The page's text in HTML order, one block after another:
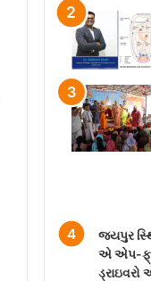
જયપુર
એ એપ-
ડ્રાઇવરો